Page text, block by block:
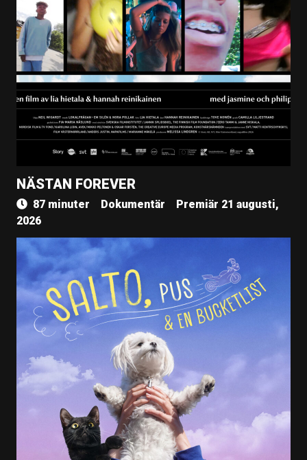
NÄSTAN FOREVER
87 minuter Dokumentär
Premiär 21 augusti,
2026